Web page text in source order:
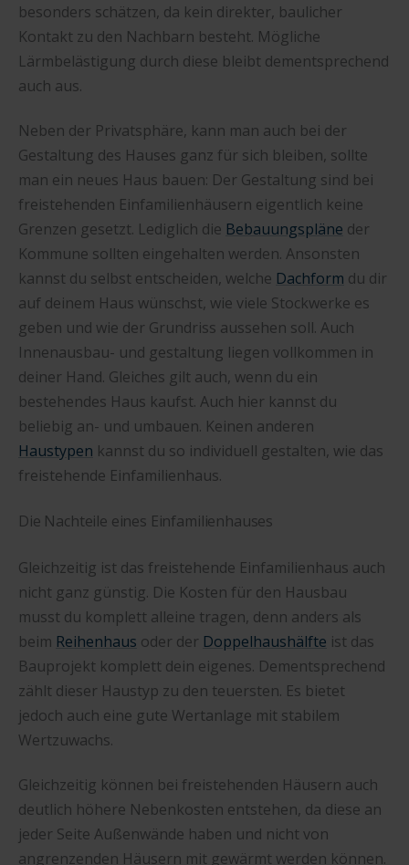
besonders schätzen, da kein direkter, baulicher
Kontakt zu den Nachbarn besteht. Mögliche
Lärmbelästigung durch diese bleibt dementsprechend
auch aus.
Neben der Privatsphäre, kann man auch bei der
Gestaltung des Hauses ganz für sich bleiben, sollte
man ein neues Haus bauen: Der Gestaltung sind bei
freistehenden Einfamilienhäusern eigentlich keine
Grenzen gesetzt. Lediglich die Bebauungspläne der
Kommune sollten eingehalten werden. Ansonsten
kannst du selbst entscheiden, welche Dachform du dir
auf deinem Haus wünschst, wie viele Stockwerke es
geben und wie der Grundriss aussehen soll. Auch
Innenausbau- und gestaltung liegen vollkommen in
deiner Hand. Gleiches gilt auch, wenn du ein
bestehendes Haus kaufst. Auch hier kannst du
beliebig an- und umbauen. Keinen anderen
Haustypen kannst du so individuell gestalten, wie das
freistehende Einfamilienhaus.
Die Nachteile eines Einfamilienhauses
Gleichzeitig ist das freistehende Einfamilienhaus auch
nicht ganz günstig. Die Kosten für den Hausbau
musst du komplett alleine tragen, denn anders als
beim Reihenhaus oder der Doppelhaushälfte ist das
Bauprojekt komplett dein eigenes. Dementsprechend
zählt dieser Haustyp zu den teuersten. Es bietet
jedoch auch eine gute Wertanlage mit stabilem
Wertzuwachs.
Gleichzeitig können bei freistehenden Häusern auch
deutlich höhere Nebenkosten entstehen, da diese an
jeder Seite Außenwände haben und nicht von
angrenzenden Häusern mit gewärmt werden können.